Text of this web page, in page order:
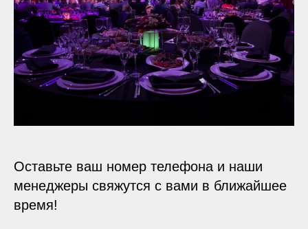
Оставьте ваш номер телефона и наши
менеджеры свяжутся с вами в ближайшее
время!